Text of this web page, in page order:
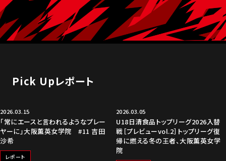
Pick Upレポート
2026.03.15
「常にエースと言われるようなプレー
ヤーに」大阪薫英女学院 #11 吉田
沙希
レポート
2026.03.05
U18日清食品トップリーグ2026入替
戦［プレビューvol.2］トップリーグ復
帰に燃える冬の王者、大阪薫英女学
院